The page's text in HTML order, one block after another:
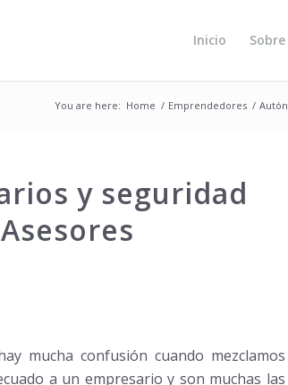
Inicio
You are here: Home / Emprendedores /
y seguridad
mucha confusión cuando mezclamos
a un empresario y son muchas las